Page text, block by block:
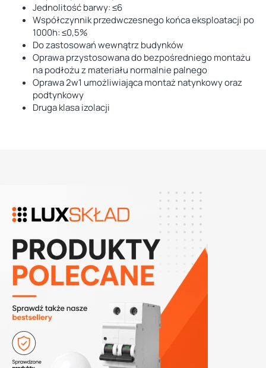
Jednolitość barwy: ≤6
Współczynnik przedwczesnego końca eksploatacji po
1000h: ≤0,5%
Do zastosowań wewnątrz budynków
Oprawa przystosowana do bezpośredniego montażu
na podłożu z materiału normalnie palnego
Oprawa 2w1 umożliwiająca montaż natynkowy oraz
podtynkowy
Druga klasa izolacji